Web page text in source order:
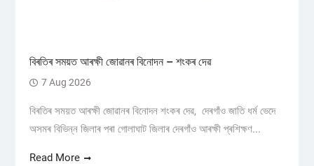
বিৰতিৰ সময়ত আৰক্ষী জোৱানৰ বিনোদন – শংকৰ দেৱ
7 Aug 2026
বিৰতিৰ সময়ত আৰক্ষী জোৱানৰ বিনোদন শংকৰ দেৱ, দেৰগাঁও জাতি ধৰ্ম ভেদে
অসমৰ বিভিন্ন জিলাৰ পৰা গোলাঘাট জিলাৰ দেৰগাঁও আৰক্ষী প্ৰশিক্ষণ...
Read More